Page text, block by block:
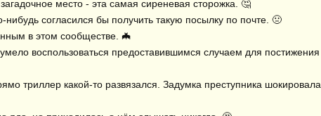
воспользоваться предоставившимся случаем для постижения
триллер какой-то развязался. Задумка преступника шокировала.